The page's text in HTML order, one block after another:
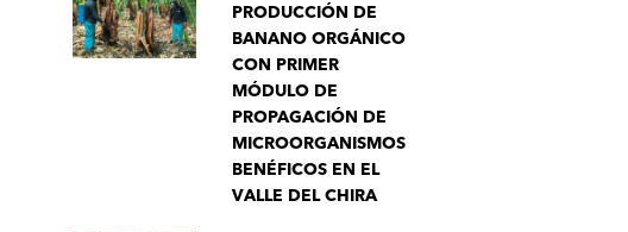
PRODUCCIÓN DE
BANANO ORGÁNICO
CON PRIMER
MÓDULO DE
PROPAGACIÓN DE
MICROORGANISMOS
BENÉFICOS EN EL
VALLE DEL CHIRA